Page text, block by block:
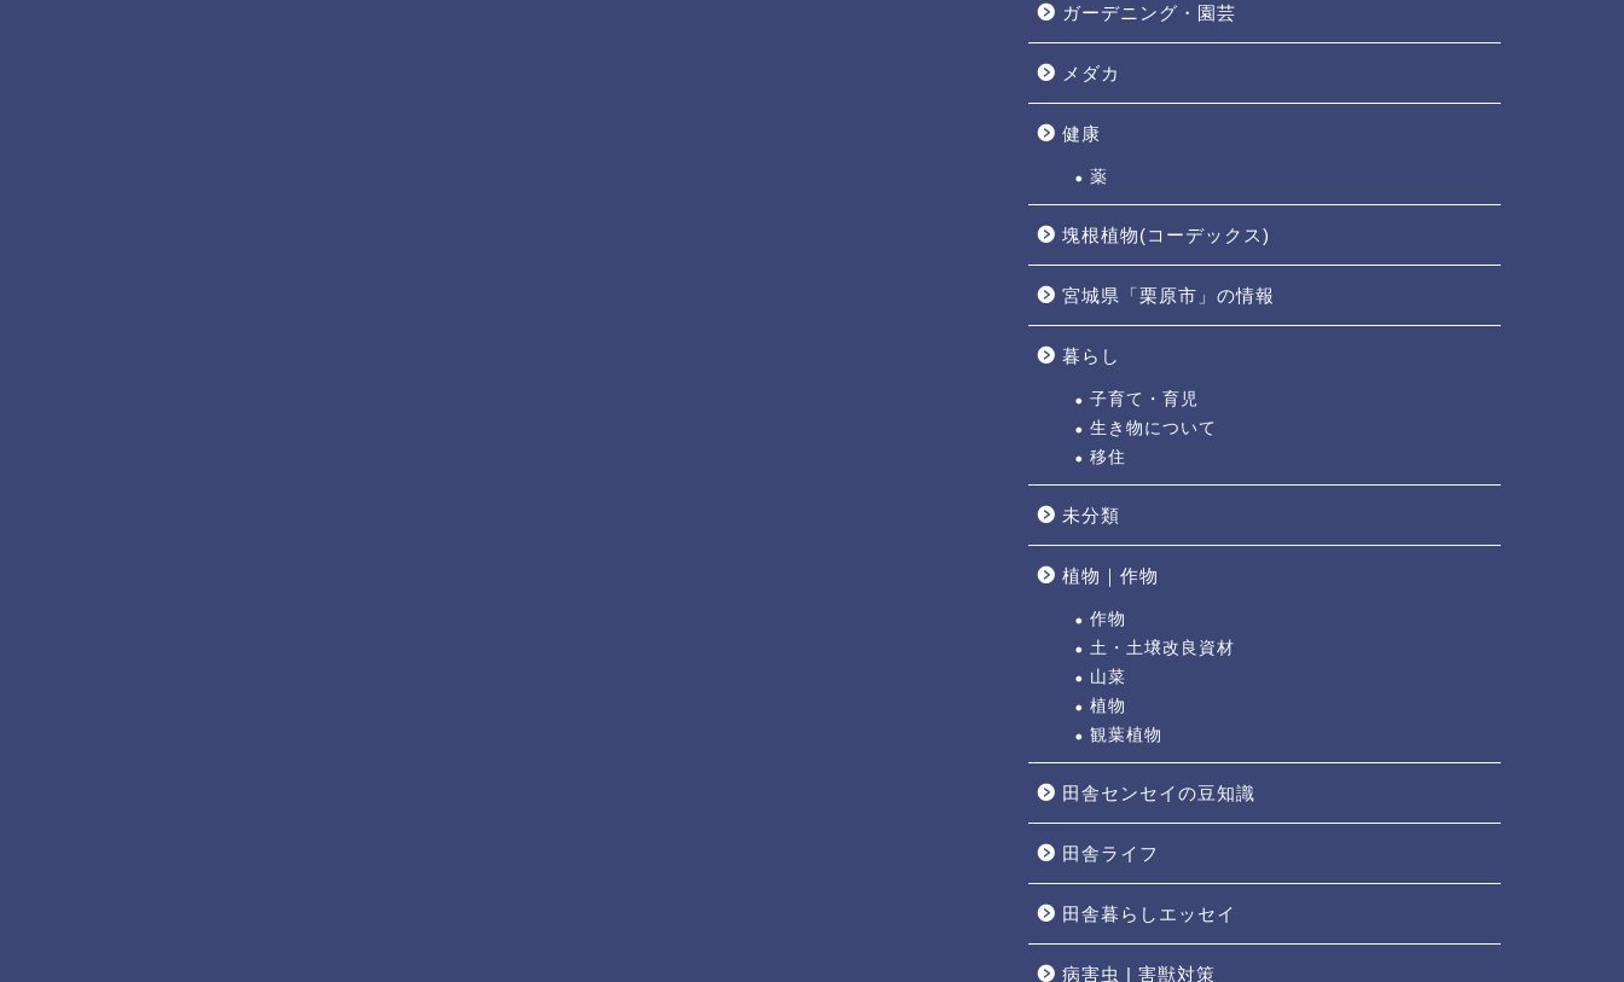
ガーデニング・園芸
メダカ
健康
薬
塊根植物(コーデックス)
宮城県「栗原市」の情報
暮らし
子育て・育児
生き物について
移住
未分類
植物｜作物
作物
土・土壌改良資材
山菜
植物
観葉植物
田舎センセイの豆知識
田舎ライフ
田舎暮らしエッセイ
病害虫 | 害獣対策